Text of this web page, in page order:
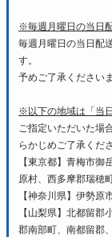
※毎週月曜日の当日
毎週月曜日の当日配
す。
予めご了承くださいま
※以下の地域は「当
ご指定いただいた場
らかじめご了承くださ
【東京都】青梅市
原村、西多摩郡瑞穂
【神奈川県】伊勢原
【山梨県】北都留
郡南部町、南都留郡